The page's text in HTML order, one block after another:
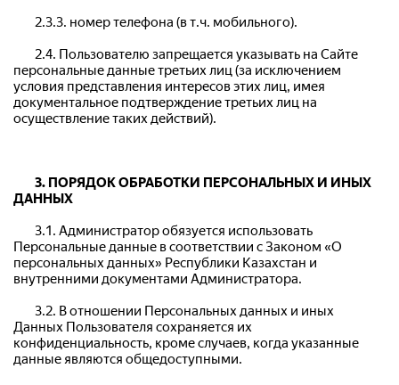
	2.3.3. номер телефона (в т.ч. мобильного).
персональные данные третьих лиц (за исключением
условия представления интересов этих лиц, имея
документальное подтверждение третьих лиц на
осуществление таких действий).
3. ПОРЯДОК ОБРАБОТКИ ПЕРСОНАЛЬНЫХ И ИНЫХ
ДАННЫХ
Персональные данные в соответствии с Законом «О
персональных данных» Республики Казахстан и
внутренними документами Администратора.
Данных Пользователя сохраняется их
конфиденциальность, кроме случаев, когда указанные
данные являются общедоступными.